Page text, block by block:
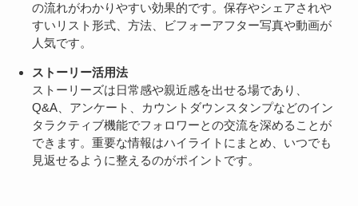
の流れがわかりやすい効果的です。保存やシェアされや
すいリスト形式、方法、ビフォーアフター写真や動画が
人気です。
ストーリー活用法
ストーリーズは日常感や親近感を出せる場であり、
Q&A、アンケート、カウントダウンスタンプなどのイン
タラクティブ機能でフォロワーとの交流を深めることが
できます。重要な情報はハイライトにまとめ、いつでも
見返せるように整えるのがポイントです。